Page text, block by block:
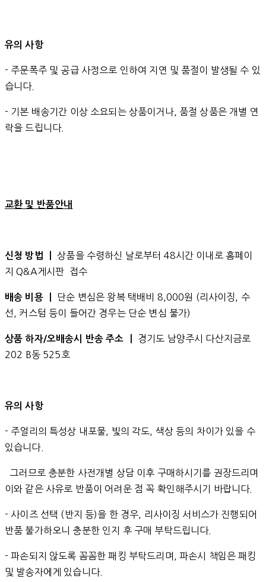
유의 사항
- 주문폭주 및 공급 사정으로 인하여 지연 및 품절이 발생될 수 있
습니다.
- 기본 배송기간 이상 소요되는 상품이거나, 품절 상품은 개별 연
락을 드립니다.
교환 및 반품안내
신청 방법 ㅣ상품을 수령하신 날로부터 48시간 이내로 홈페이
지 Q&A게시판 접수
배송 비용 ㅣ
단순 변심은 왕복 택배비 8,000원 (리사이징, 수
선, 커스텀 등이 들어간 경우는 단순 변심 불가)
상품 하자/오배송시 반송 주소 ㅣ 경기도 남양주시 다산지금로
202 B동 525호
유의 사항
- 주얼리의 특성상 내포물, 빛의 각도, 색상 등의 차이가 있을 수
있습니다.
그러므로 충분한 사전개별 상담 이후 구매하시기를 권장드리며
이와 같은 사유로 반품이 어려운 점 꼭 확인해주시기 바랍니다.
- 사이즈 선택 (반지 등)을 한 경우, 리사이징 서비스가 진행되어
반품 불가하오니 충분한 인지 후 구매 부탁드립니다.
- 파손되지 않도록 꼼꼼한 패킹 부탁드리며, 파손시 책임은 패킹
및 발송자에게 있습니다.